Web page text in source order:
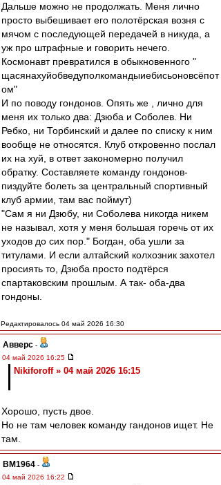
Дальше можно не продолжать. Меня лично
просто выбешивает его полотёрская возня с
мячом с последующей передачей в никуда, а
уж про штрафные и говорить нечего.
Космонавт превратился в обыкновенного "
щасянахуйобведуполкомандыиебисьоновсёпот
ом"
И по поводу гондонов. Опять же , лично для
меня их только два: Дзюба и Соболев. Ни
Ребко, ни Торбинский и далее по списку к ним
вообще не относятся. Клуб откровенно послал
их на хуй, в ответ закономерно получил
обратку. Составляете команду гондонов-
пиздуйте болеть за центральный спортивный
клуб армии, там вас поймут)
"Сам я ни Дзюбу, ни Соболева никогда никем
не называл, хотя у меня большая горечь от их
уходов до сих пор." Богдан, оба ушли за
титулами. И если алтайский колхозник захотел
просиять то, Дзюба просто подтёрся
спартаковским прошлым. А так- оба-два
гондоны.
Редактировалось 04 май 2026 16:30
Авверс -
04 май 2026 16:25
Nikiforoff » 04 май 2026 16:15
Хорошо, пусть двое.
Но не там человек команду гандонов ищет. Не
там.
BM1964 -
04 май 2026 16:22